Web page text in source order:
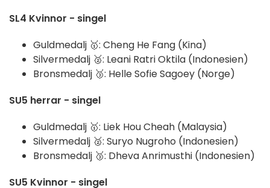
SL4 Kvinnor - singel
Guldmedalj 🥇: Cheng He Fang (Kina)
Silvermedalj 🥈: Leani Ratri Oktila (Indonesien)
Bronsmedalj 🥉: Helle Sofie Sagoey (Norge)
SU5 herrar - singel
Guldmedalj 🥇: Liek Hou Cheah (Malaysia)
Silvermedalj 🥈: Suryo Nugroho (Indonesien)
Bronsmedalj 🥉: Dheva Anrimusthi (Indonesien)
SU5 Kvinnor - singel